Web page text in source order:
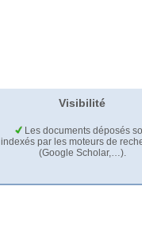
Visibilité
Les documents déposés
indexés par les moteurs de
(Google Scholar,…).